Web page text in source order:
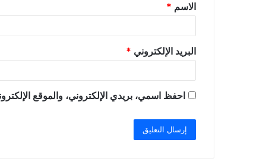
*
الاسم *
البريد الإلكتروني *
احفظ اسمي، بريدي الإلكتروني، والموقع